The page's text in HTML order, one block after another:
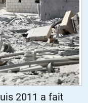
DE L’INEFFABLE
Milosevic.
2011 a fait